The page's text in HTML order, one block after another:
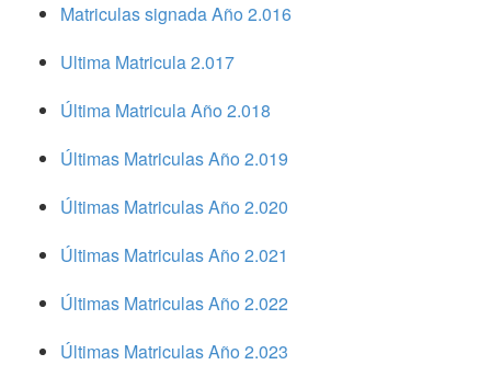
Matriculas signada Año 2.016
Ultima Matricula 2.017
Última Matricula Año 2.018
Últimas Matriculas Año 2.019
Últimas Matriculas Año 2.020
Últimas Matriculas Año 2.021
Últimas Matriculas Año 2.022
Últimas Matriculas Año 2.023